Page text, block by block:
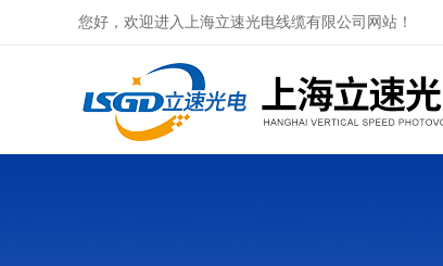
您好，欢迎进入上海立速光电线缆有限公司网站！